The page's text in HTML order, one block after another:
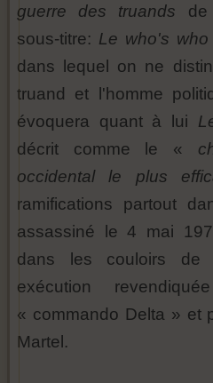
guerre des truands
sous-titre: Le who's
dans lequel on ne
truand et l'homme
évoquera quant à lui
décrit comme le «
occidental le plus
ramifications partout
assassiné le 4 mai
dans les couloirs de
exécution
« commando Delta » et
Martel.